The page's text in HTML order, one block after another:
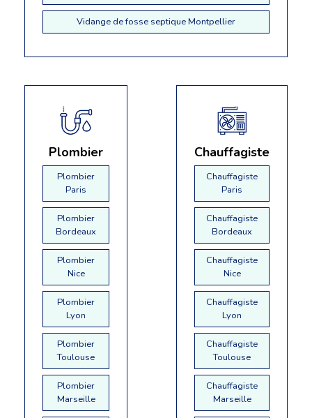
Vidange de fosse septique Montpellier
Plombier
Plombier
Paris
Plombier
Bordeaux
Plombier
Nice
Plombier
Lyon
Plombier
Toulouse
Plombier
Marseille
Chauffagiste
Chauffagiste
Paris
Chauffagiste
Bordeaux
Chauffagiste
Nice
Chauffagiste
Lyon
Chauffagiste
Toulouse
Chauffagiste
Marseille